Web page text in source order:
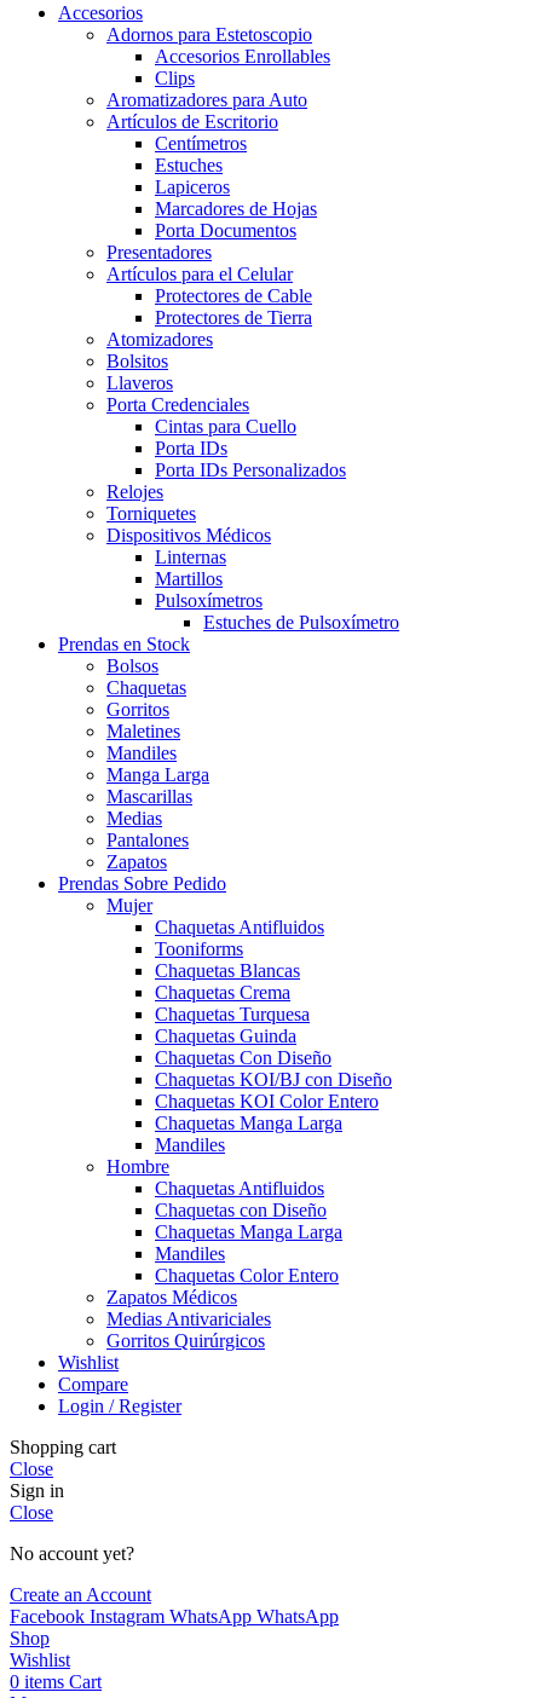
Accesorios
Adornos para Estetoscopio
Accesorios Enrollables
Clips
Aromatizadores para Auto
Artículos de Escritorio
Centímetros
Estuches
Lapiceros
Marcadores de Hojas
Porta Documentos
Presentadores
Artículos para el Celular
Protectores de Cable
Protectores de Tierra
Atomizadores
Bolsitos
Llaveros
Porta Credenciales
Cintas para Cuello
Porta IDs
Porta IDs Personalizados
Relojes
Torniquetes
Dispositivos Médicos
Linternas
Martillos
Pulsoxímetros
Estuches de Pulsoxímetro
Prendas en Stock
Bolsos
Chaquetas
Gorritos
Maletines
Mandiles
Manga Larga
Mascarillas
Medias
Pantalones
Zapatos
Prendas Sobre Pedido
Mujer
Chaquetas Antifluidos
Tooniforms
Chaquetas Blancas
Chaquetas Crema
Chaquetas Turquesa
Chaquetas Guinda
Chaquetas Con Diseño
Chaquetas KOI/BJ con Diseño
Chaquetas KOI Color Entero
Chaquetas Manga Larga
Mandiles
Hombre
Chaquetas Antifluidos
Chaquetas con Diseño
Chaquetas Manga Larga
Mandiles
Chaquetas Color Entero
Zapatos Médicos
Medias Antivariciales
Gorritos Quirúrgicos
Wishlist
Compare
Login / Register
Shopping cart
Close
Sign in
Close
No account yet?
Create an Account
Facebook Instagram WhatsApp WhatsApp
Shop
Wishlist
0 items Cart